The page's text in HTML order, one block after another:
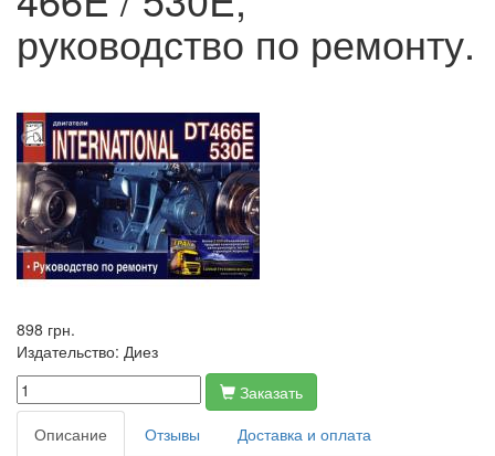
руководство по ремонту.
898 грн.
Издательство: Диез
Заказать
Описание
Отзывы
Доставка и оплата